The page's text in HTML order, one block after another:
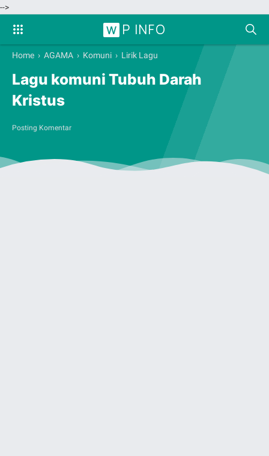
-->
W P INFO
Home › AGAMA › Komuni › Lirik Lagu
Lagu komuni Tubuh Darah
Kristus
Posting Komentar